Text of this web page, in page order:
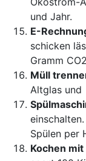
und Jahr.
E-
schicken
Gramm
Müll
Altglas und
Spülen per
Kochen